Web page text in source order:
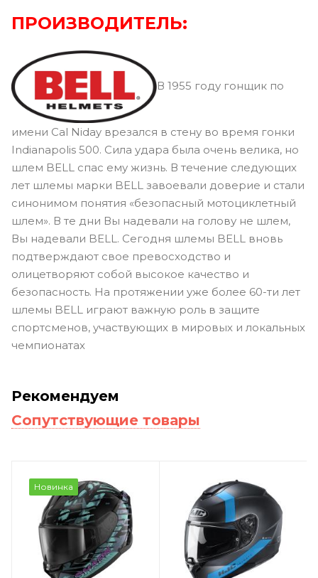
ПРОИЗВОДИТЕЛЬ:
В 1955 году гонщик по
имени Cal Niday врезался в стену во время гонки
Indianapolis 500. Сила удара была очень велика, но
шлем BELL спас ему жизнь. В течение следующих
лет шлемы марки BELL завоевали доверие и стали
синонимом понятия «безопасный мотоциклетный
шлем». В те дни Вы надевали на голову не шлем,
Вы надевали BELL. Сегодня шлемы BELL вновь
подтверждают свое превосходство и
олицетворяют собой высокое качество и
безопасность. На протяжении уже более 60-ти лет
шлемы BELL играют важную роль в защите
спортсменов, участвующих в мировых и локальных
чемпионатах
Рекомендуем
Сопутствующие товары
Новинка